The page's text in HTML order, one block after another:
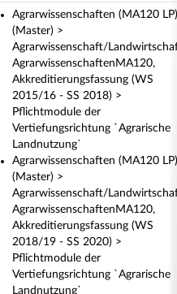
Agrarwissenschaften (MA120 LP)
(Master) >
Agrarwissenschaft/
AgrarwissenschaftenMA120,
Akkreditierungsfassung (WS
2015/16 - SS 2018) >
Pflichtmodule der
Vertiefungsrichtung `Agrarische
Landnutzung`
Agrarwissenschaften (MA120 LP)
(Master) >
Agrarwissenschaft/
AgrarwissenschaftenMA120,
Akkreditierungsfassung (WS
2018/19 - SS 2020) >
Pflichtmodule der
Vertiefungsrichtung `Agrarische
Landnutzung`